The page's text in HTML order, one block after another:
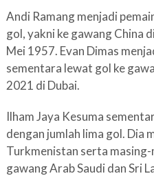
Andi Ramang menjadi
gol, yakni ke gawang China
Mei 1957. Evan Dimas
sementara lewat gol ke
2021 di Dubai.
Ilham Jaya Kesuma
dengan jumlah lima gol. Dia
Turkmenistan serta
gawang Arab Saudi dan Sri